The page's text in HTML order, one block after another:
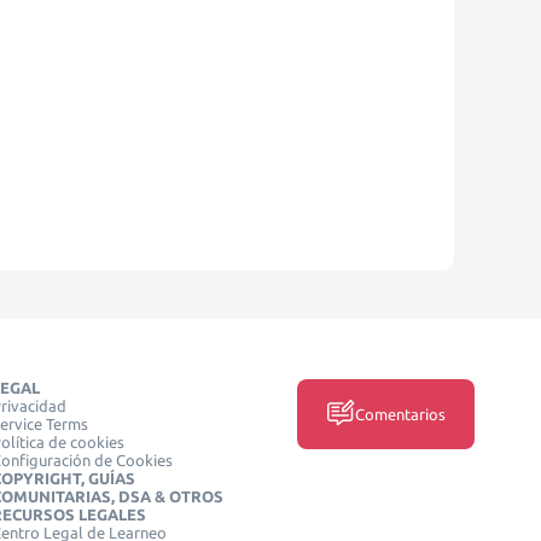
Terms
de cookies
de Cookies
GUÍAS
DSA & OTROS
LEGALES
Legal de Learneo
Comentarios